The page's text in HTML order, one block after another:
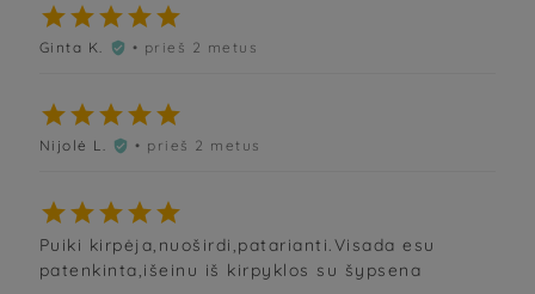

Ginta K.  • prieš 2 metus

Nijolė L.  • prieš 2 metus

Puiki kirpėja,nuoširdi,patarianti.Visada esu
patenkinta,išeinu iš kirpyklos su šypsena